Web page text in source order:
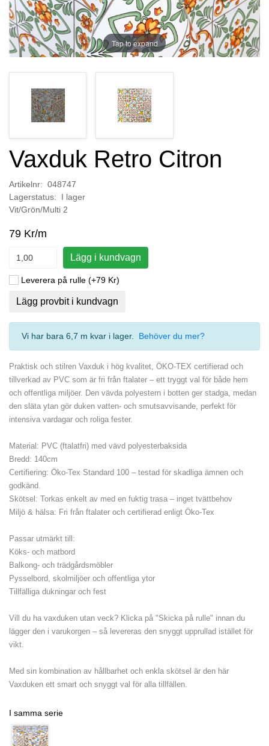
Tap to expand
Vaxduk Retro Citron
Artikelnr: 048747
Lagerstatus: I lager
Vit/Grön/Multi 2
79 Kr/m
Lägg i kundvagn
Leverera på rulle (+79 Kr)
Lägg provbit i kundvagn
Vi har bara 6,7 m kvar i lager. Behöver du mer?
Praktisk och stilren Vaxduk i hög kvalitet, ÖKO-TEX certifierad och
tillverkad av PVC som är fri från ftalater – ett tryggt val för både hem
och offentliga miljöer. Den vävda polyestern i botten ger stadga, medan
den släta ytan gör duken vatten- och smutsavvisande, perfekt för
intensiva vardagar och roliga fester.
Material: PVC (ftalatfri) med vävd polyesterbaksida
Bredd: 140cm
Certifiering: Öko-Tex Standard 100 – testad för skadliga ämnen och
godkänd.
Skötsel: Torkas enkelt av med en fuktig trasa – inget tvättbehov
Miljö & hälsa: Fri från ftalater och certifierad enligt Öko-Tex
Passar utmärkt till:
Köks- och matbord
Balkong- och trädgårdsmöbler
Pysselbord, skolmiljöer och offentliga ytor
Tillfälliga dukningar och fest
Vill du ha vaxduken utan veck? Klicka på "Skicka på rulle" innan du
lägger den i varukorgen – så levereras den snyggt upprullad istället för
vikt.
Med sin kombination av hållbarhet och enkla skötsel är den här
Vaxduken ett smart och snyggt val för alla tillfällen.
I samma serie